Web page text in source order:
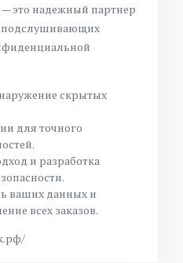
это надежный партнер
подслушивающих
скрытых
для точного
и разработка
ваших данных и
всех заказов.